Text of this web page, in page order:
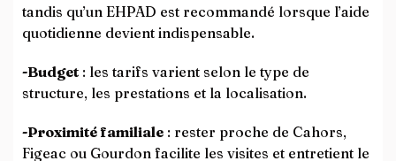
tandis qu’un EHPAD est recommandé lorsque l’aide
quotidienne devient indispensable.
-Budget : les tarifs varient selon le type de
structure, les prestations et la localisation.
-Proximité familiale : rester proche de Cahors,
Figeac ou Gourdon facilite les visites et entretient le